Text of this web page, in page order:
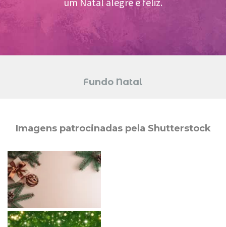
Fundo Natal
Imagens patrocinadas pela Shutterstock